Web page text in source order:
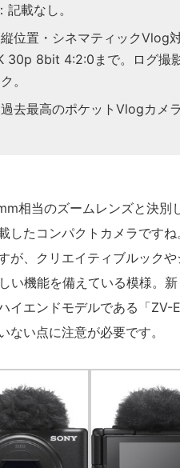
：記載なし。
縦位置・シネマティックVlog
30p 8bit 4:2:0まで。ログ撮
。
過去最高のポケットVlogカメ
相当のズームレンズと決
したコンパクトカメラです
が、クリエイティブルック
い機能を備えている模様。
イエンドモデルである「
ない点に注意が必要です。